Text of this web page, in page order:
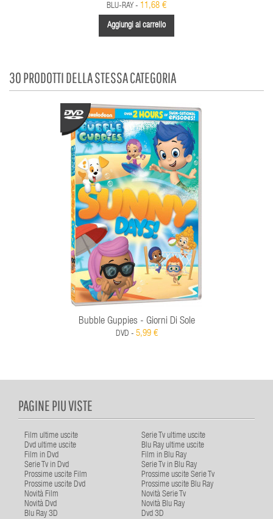
BLU-RAY - 11,68 €
Aggiungi al carrello
30 PRODOTTI DELLA STESSA CATEGORIA
Bubble Guppies - Giorni Di Sole
DVD - 5,99 €
PAGINE PIU VISTE
Film ultime uscite
Serie Tv ultime uscite
Dvd ultime uscite
Blu Ray ultime uscite
Film in Dvd
Film in Blu Ray
Serie Tv in Dvd
Serie Tv in Blu Ray
Prossime uscite Film
Prossime uscite Serie Tv
Prossime uscite Dvd
Prossime uscite Blu Ray
Novità Film
Novità Serie Tv
Novità Dvd
Novità Blu Ray
Blu Ray 3D
Dvd 3D